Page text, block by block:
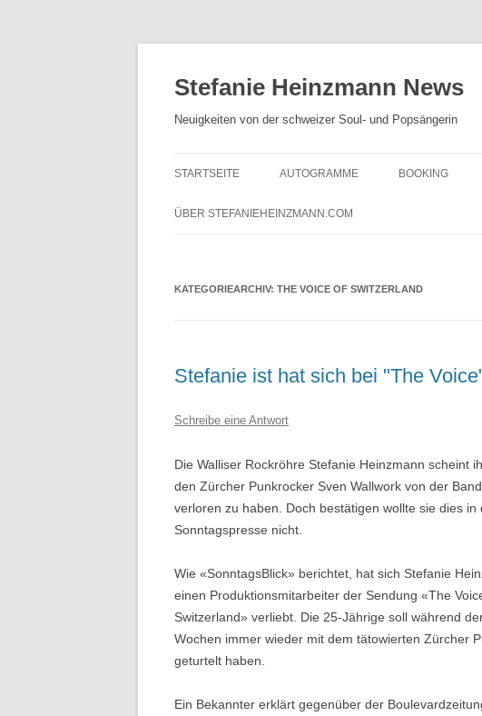
Stefanie Heinzmann News
Neuigkeiten von der schweizer Soul- und Popsängerin
STARTSEITE AUTOGRAMME BOOKING
ÜBER STEFANIEHEINZMANN.COM
KATEGORIEARCHIV: THE VOICE OF SWITZERLAND
Stefanie ist hat sich bei "The
Schreibe eine Antwort
Die Walliser Rockröhre Stefanie Heinzmann scheint
den Zürcher Punkrocker Sven Wallwork von der
verloren zu haben. Doch bestätigen wollte sie dies in
Sonntagspresse nicht.
Wie «SonntagsBlick» berichtet, hat sich Stefanie
einen Produktionsmitarbeiter der Sendung «The
Switzerland» verliebt. Die 25-Jährige soll während
Wochen immer wieder mit dem tätowierten Zürcher
geturtelt haben.
Ein Bekannter erklärt gegenüber der